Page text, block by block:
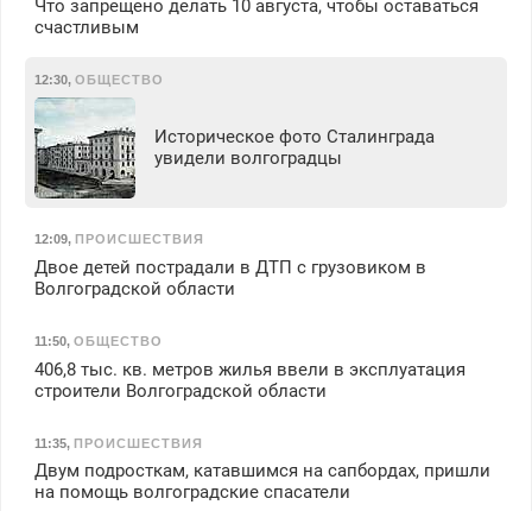
Что запрещено делать 10 августа, чтобы оставаться
счастливым
12:30, ОБЩЕСТВО
Историческое фото Сталинграда
увидели волгоградцы
12:09, ПРОИСШЕСТВИЯ
Двое детей пострадали в ДТП с грузовиком в
Волгоградской области
11:50, ОБЩЕСТВО
406,8 тыс. кв. метров жилья ввели в эксплуатация
строители Волгоградской области
11:35, ПРОИСШЕСТВИЯ
Двум подросткам, катавшимся на сапбордах, пришли
на помощь волгоградские спасатели